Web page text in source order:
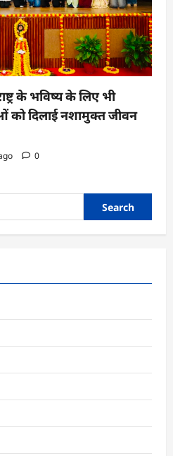
के भविष्य के लिए भी
को दिलाई नशामुक्त जीवन
0